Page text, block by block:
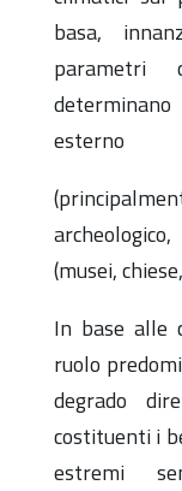
basa,
parametri
esterno
(musei,
In base alle
ruolo
degrado
costituenti i
estremi